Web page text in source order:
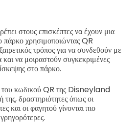
στους επισκέπτες να έχουν μια
πάρκο χρησιμοποιώντας QR
τρόπος για να συνδεθούν με
και να μοιραστούν συγκεκριμένες
στο πάρκο.
κωδικού QR της Disneyland
της, δραστηριότητες όπως οι
και οι φαγητού γίνονται πιο